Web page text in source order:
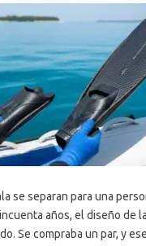
se separan para una
años, el diseño de
Se compraba un par, y